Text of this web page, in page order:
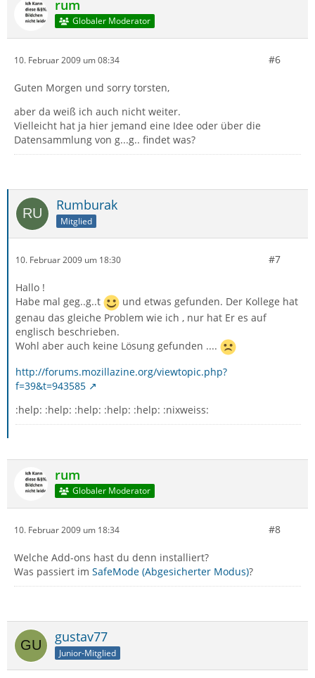
rum
Globaler Moderator
10. Februar 2009 um 08:34 #6
Guten Morgen und sorry torsten,
aber da weiß ich auch nicht weiter.
Vielleicht hat ja hier jemand eine Idee oder über die
Datensammlung von g...g.. findet was?
Rumburak
Mitglied
10. Februar 2009 um 18:30 #7
Hallo !
Habe mal geg..g..t
und etwas gefunden. Der Kollege hat
genau das gleiche Problem wie ich , nur hat Er es auf
englisch beschrieben.
Wohl aber auch keine Lösung gefunden ....
http://forums.mozillazine.org/viewtopic.php?
f=39&t=943585
:help: :help: :help: :help: :help: :nixweiss:
rum
Globaler Moderator
10. Februar 2009 um 18:34 #8
Welche Add-ons hast du denn installiert?
Was passiert im SafeMode (Abgesicherter Modus)?
gustav77
Junior-Mitglied